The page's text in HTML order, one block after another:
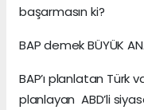
başarmasın ki?
BAP demek BÜYÜK
BAP’ı planlatan Türk
planlayan ABD’li